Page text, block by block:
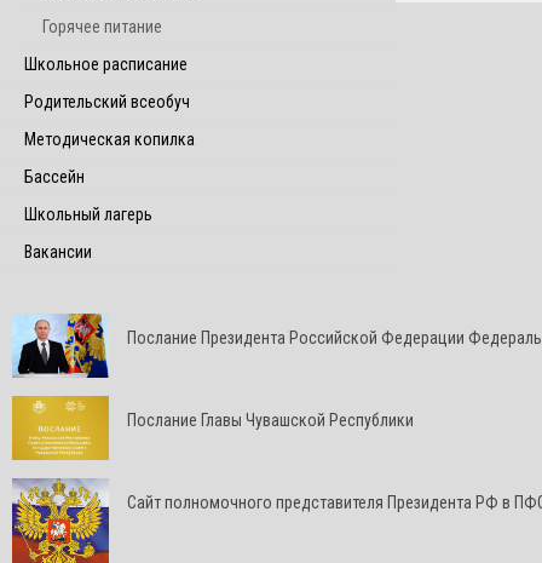
Горячее питание
Школьное расписание
Родительский всеобуч
Методическая копилка
Бассейн
Школьный лагерь
Вакансии
Послание Президента Российской Федерации
Послание Главы Чувашской Республики
Cайт полномочного представителя Президента РФ в